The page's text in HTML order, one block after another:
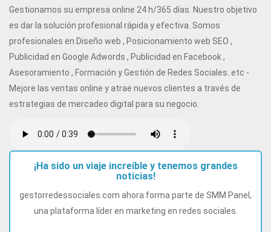
Gestionamos su empresa online 24 h/365 días. Nuestro objetivo
es dar la solución profesional rápida y efectiva. Somos
profesionales en Diseño web , Posicionamiento web SEO ,
Publicidad en Google Adwords , Publicidad en Facebook ,
Asesoramiento , Formación y Gestión de Redes Sociales..etc -
Mejore las ventas online y atrae nuevos clientes a través de
estrategias de mercadeo digital para su negocio.
¡Ha sido un viaje increíble y tenemos grandes
noticias!
gestorredessociales.com ahora forma parte de SMM Panel,
una plataforma líder en marketing en redes sociales.